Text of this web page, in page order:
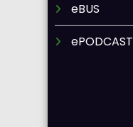
eBUS
ePODCAST